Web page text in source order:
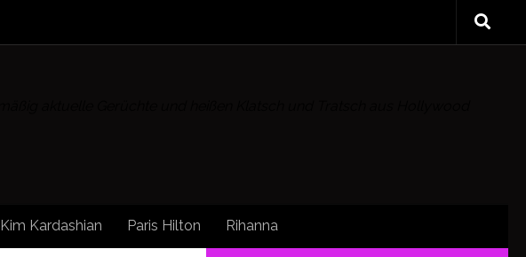
Kim Kardashian Paris Hilton Rihanna